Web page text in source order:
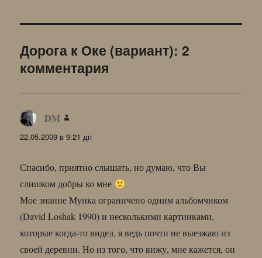
Дорога к Оке (вариант): 2
комментария
DM
22.05.2009 в 9:21 дп
Спасибо, приятно слышать, но думаю, что Вы
слишком добры ко мне
Мое знание Мунка ограничено одним альбомчиком
(David Loshak 1990) и несколькими картинками,
которые когда-то видел, я ведь почти не выезжаю из
своей деревни. Но из того, что вижу, мне кажется, он